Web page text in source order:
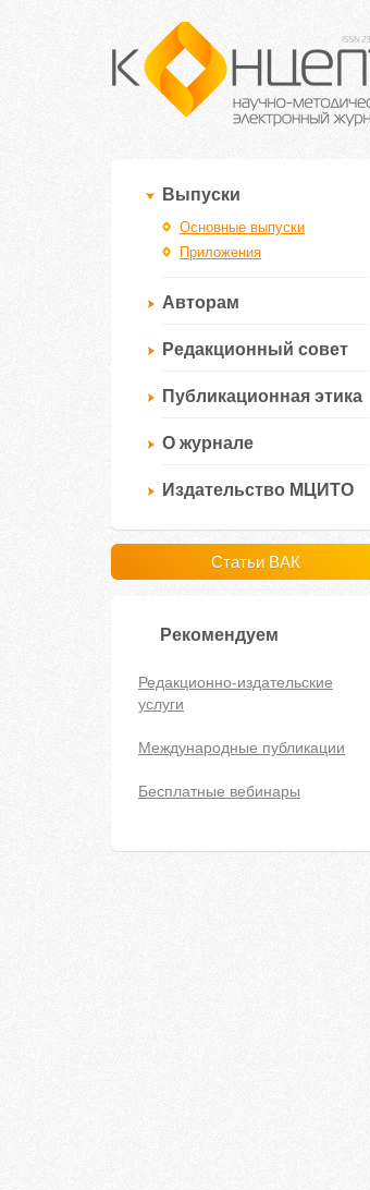
Выпуски
Основные выпуски
Приложения
Авторам
Редакционный совет
Публикационная этика
О журнале
Издательство МЦИТО
Статьи ВАК
Рекомендуем
Редакционно-издательские
услуги
Международные публикации
Бесплатные вебинары